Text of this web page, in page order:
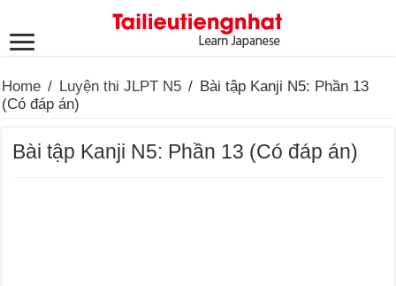
Home / Luyện thi JLPT N5 / Bài tập Kanji N5: Phần 13
(Có đáp án)
Bài tập Kanji N5: Phần 13 (Có đáp án)